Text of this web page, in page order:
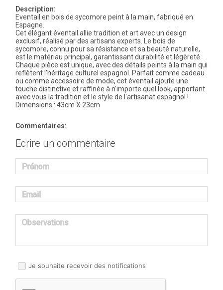
Description:
Eventail en bois de sycomore peint à la main, fabriqué en
Espagne.
Cet élégant éventail allie tradition et art avec un design
exclusif, réalisé par des artisans experts. Le bois de
sycomore, connu pour sa résistance et sa beauté naturelle,
est le matériau principal, garantissant durabilité et légèreté.
Chaque pièce est unique, avec des détails peints à la main qui
reflètent l'héritage culturel espagnol. Parfait comme cadeau
ou comme accessoire de mode, cet éventail ajoute une
touche distinctive et raffinée à n'importe quel look, apportant
avec vous la tradition et le style de l'artisanat espagnol !
Dimensions : 43cm X 23cm
Commentaires:
Ecrire un commentaire
Prénom
Email
Observations
Je souhaite recevoir des notifications